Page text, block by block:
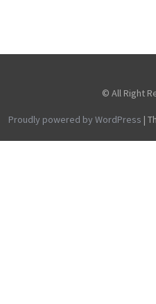
© All Right
Proudly powered by WordPress |